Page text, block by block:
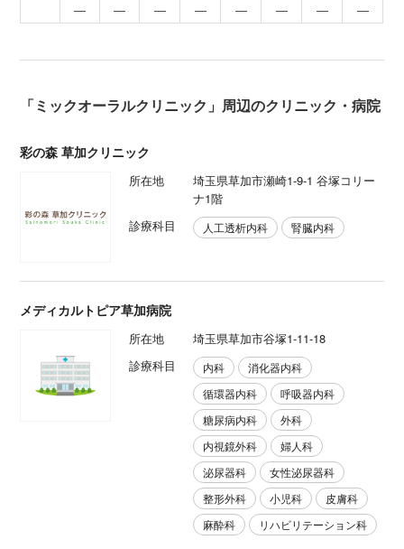
―
― ― ― ― ― ― ―
「ミックオーラルクリニック」周辺のクリニック・病院
彩の森 草加クリニック
所在地
埼玉県草加市瀬崎1-9-1 谷塚コリー
ナ1階
診療科目
人工透析内科 腎臓内科
メディカルトピア草加病院
所在地
埼玉県草加市谷塚1-11-18
診療科目
内科
消化器内科
循環器内科
呼吸器内科
糖尿病内科
外科
内視鏡外科
婦人科
泌尿器科
女性泌尿器科
整形外科
小児科
皮膚科
麻酔科
リハビリテーション科